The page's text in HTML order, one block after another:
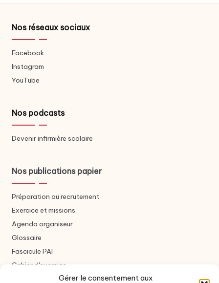
Gérer le consentement aux
Nos réseaux sociaux
Facebook
Instagram
YouTube
Nos podcasts
Devenir infirmière scolaire
Nos publications papier
Préparation au recrutement
Exercice et missions
Agenda organiseur
Glossaire
Fascicule PAI
Cahier d'exercice